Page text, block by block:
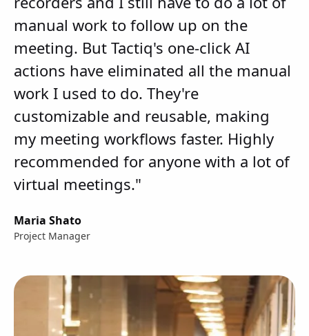
manual work to follow up on the
meeting. But Tactiq's one-click AI
actions have eliminated all the manual
work I used to do. They're
customizable and reusable, making
my meeting workflows faster. Highly
recommended for anyone with a lot of
virtual meetings."
Maria Shato
Project Manager